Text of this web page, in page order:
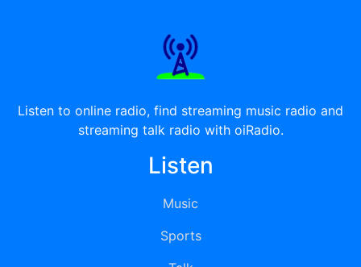
Listen to online radio, find streaming music radio and
streaming talk radio with oiRadio.
Listen
Music
Sports